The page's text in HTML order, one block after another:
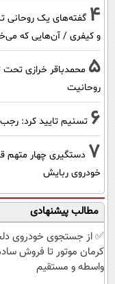
4
و کیفری / آن‌هایی که می‌خواهند به ۲۵۰ هزار نفر
5 محمدباقر خرازی تحت
روحانیت
6 تسنیم تایید کرد:
7 دستگیری چهار متهم
خودروی ربایش
مطالب پیشنهادی
✅ از جستجوی خودروی
کرمان موتور تا فروش
واسطه و مستقیم